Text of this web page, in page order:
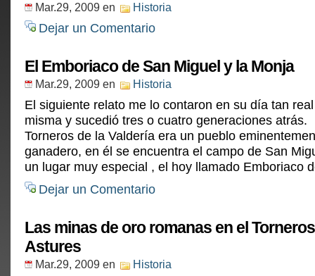
Mar.29, 2009 en Historia
Dejar un Comentario
El Emboriaco de San Miguel y la Monja
Mar.29, 2009 en Historia
El siguiente relato me lo contaron en su día tan
misma y sucedió tres o cuatro generaciones atrás.
Torneros de la Valdería era un pueblo
ganadero, en él se encuentra el campo de San
un lugar muy especial , el hoy llamado Emboriaco
Dejar un Comentario
Las minas de oro romanas en el
Astures
Mar.29, 2009 en Historia